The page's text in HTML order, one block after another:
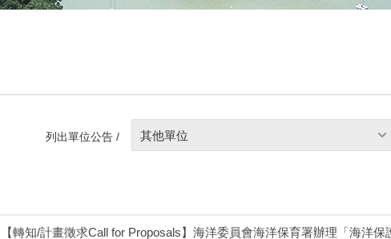
列出單位公告 / 其他單位
【轉知/計畫徵求Call for Proposals】海洋委員會海洋保育署辦理「海洋